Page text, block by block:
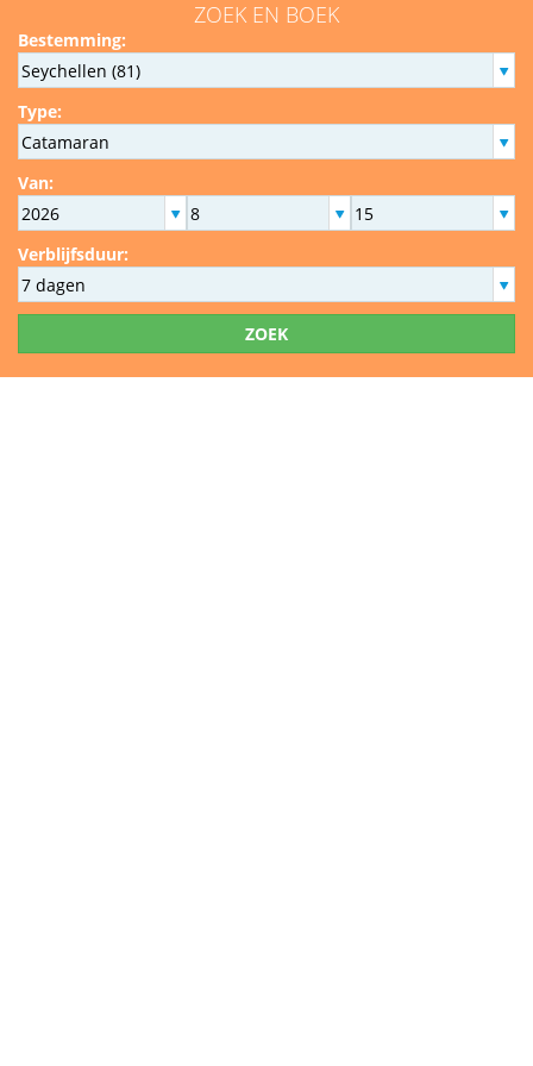
ZOEK EN BOEK
Bestemming:
Type:
Van:
Verblijfsduur:
ZOEK